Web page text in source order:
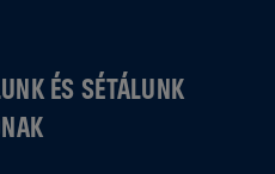
ÉS SÉTÁLUNK